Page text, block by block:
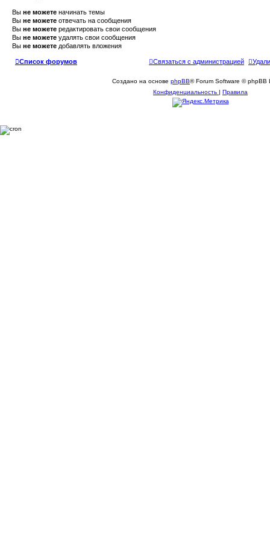
Вы не можете начинать темы
Вы не можете отвечать на сообщения
Вы не можете редактировать свои сообщения
Вы не можете удалять свои сообщения
Вы не можете добавлять вложения
Список форумов Связаться с администрацией
Создано на основе phpBB® Forum Software © phpBB
Конфиденциальность
Правила